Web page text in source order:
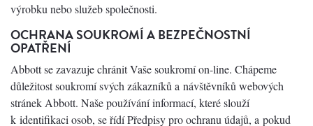
výrobku nebo služeb společnosti.
OCHRANA SOUKROMÍ A BEZPEČNOSTNÍ
OPATŘENÍ
Abbott se zavazuje chránit Vaše soukromí on-line. Chápeme
důležitost soukromí svých zákazníků a návštěvníků webových
stránek Abbott. Naše používání informací, které slouží
k identifikaci osob, se řídí Předpisy pro ochranu údajů, a pokud